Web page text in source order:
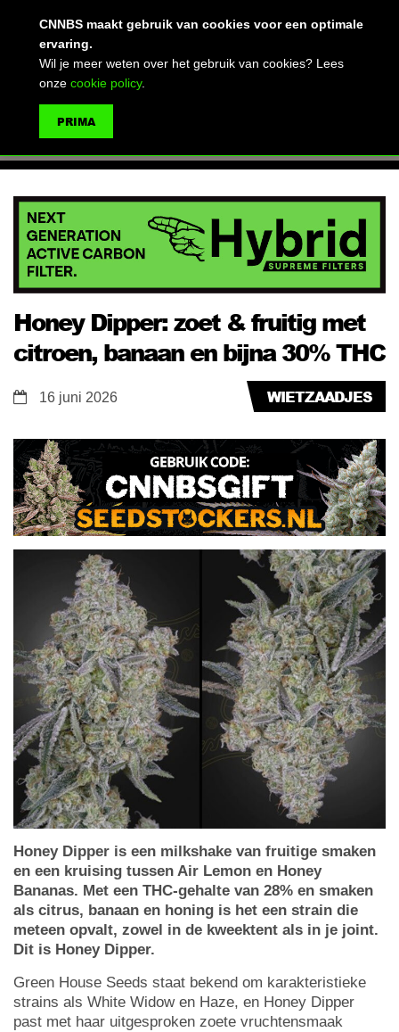
Honey Dipper: zoet & fruitig met
citroen, banaan en bijna 30% THC
WIETZAADJES
16 juni 2026
Honey Dipper is een milkshake van fruitige smaken
en een kruising tussen Air Lemon en Honey
Bananas. Met een THC-gehalte van 28% en smaken
als citrus, banaan en honing is het een strain die
meteen opvalt, zowel in de kweektent als in je joint.
Dit is Honey Dipper.
Green House Seeds staat bekend om karakteristieke
strains als White Widow en Haze, en Honey Dipper
past met haar uitgesproken zoete vruchtensmaak
CNNBS maakt gebruik van cookies voor een optimale
ervaring.
Wil je meer weten over het gebruik van cookies? Lees
onze cookie policy.
PRIMA